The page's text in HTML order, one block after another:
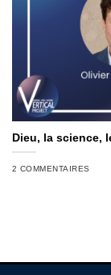
Dieu, la science,
2 COMMENTAIRES